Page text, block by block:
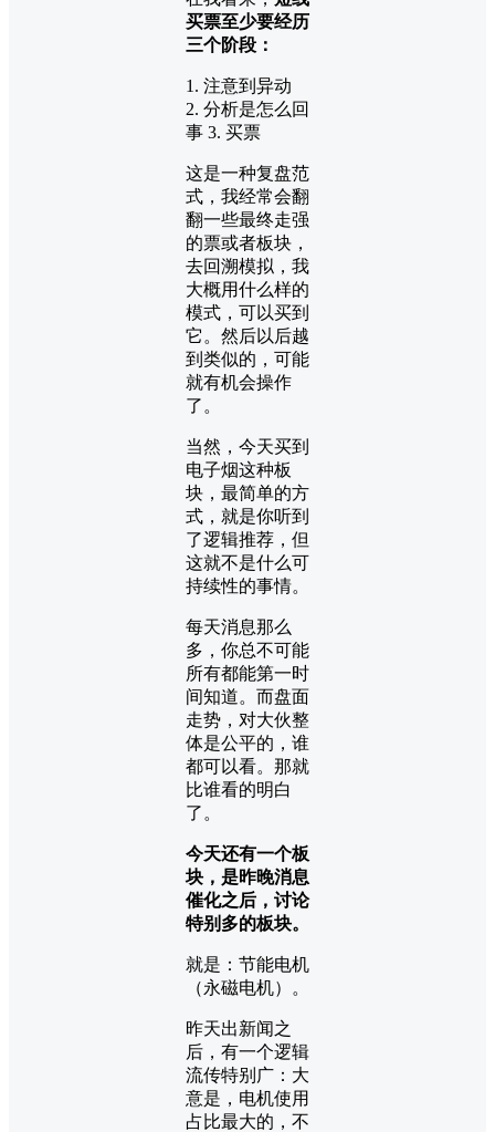
买票至少要经历
三个阶段：
1. 注意到异动
2. 分析是怎么回
事 3. 买票
这是一种复盘范
式，我经常会翻
翻一些最终走强
的票或者板块，
去回溯模拟，我
大概用什么样的
模式，可以买到
它。然后以后越
到类似的，可能
就有机会操作
了。
当然，今天买到
电子烟这种板
块，最简单的方
式，就是你听到
了逻辑推荐，但
这就不是什么可
持续性的事情。
每天消息那么
多，你总不可能
所有都能第一时
间知道。而盘面
走势，对大伙整
体是公平的，谁
都可以看。那就
比谁看的明白
了。
今天还有一个板
块，是昨晚消息
催化之后，讨论
特别多的板块。
就是：节能电机
（永磁电机）。
昨天出新闻之
后，有一个逻辑
流传特别广：大
意是，电机使用
占比最大的，不